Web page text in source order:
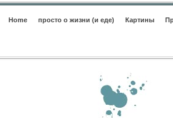
Home просто о жизни (и еде) Картины